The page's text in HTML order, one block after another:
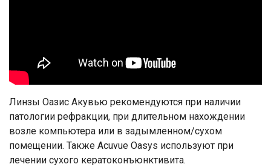
Линзы Оазис Акувью рекомендуются при наличии
патологии рефракции, при длительном нахождении
возле компьютера или в задымленном/сухом
помещении. Также Acuvue Oasys используют при
лечении сухого кератоконъюнктивита.